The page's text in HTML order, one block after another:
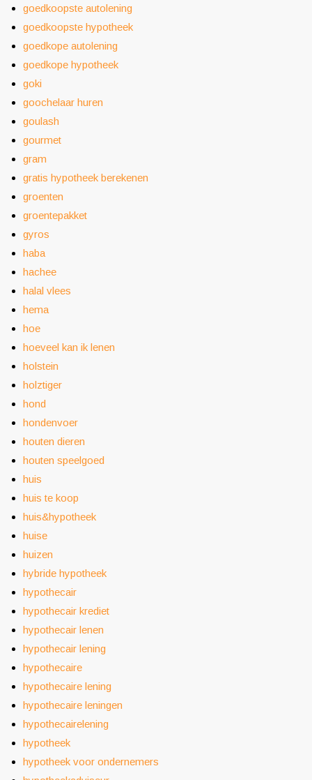
goedkoopste autolening
goedkoopste hypotheek
goedkope autolening
goedkope hypotheek
goki
goochelaar huren
goulash
gourmet
gram
gratis hypotheek berekenen
groenten
groentepakket
gyros
haba
hachee
halal vlees
hema
hoe
hoeveel kan ik lenen
holstein
holztiger
hond
hondenvoer
houten dieren
houten speelgoed
huis
huis te koop
huis&hypotheek
huise
huizen
hybride hypotheek
hypothecair
hypothecair krediet
hypothecair lenen
hypothecair lening
hypothecaire
hypothecaire lening
hypothecaire leningen
hypothecairelening
hypotheek
hypotheek voor ondernemers